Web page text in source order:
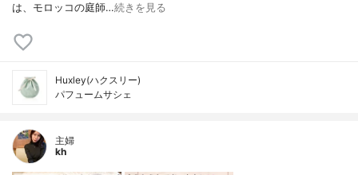
は、モロッコの庭師…続きを見る
Huxley(ハクスリー)
パフュームサシェ
主婦
kh